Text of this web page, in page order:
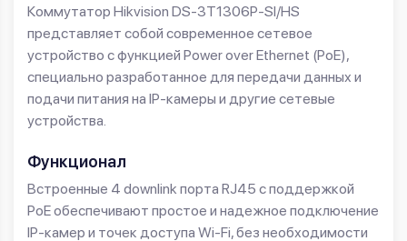
Коммутатор Hikvision DS-3T1306P-SI/HS
представляет собой современное сетевое
устройство с функцией Power over Ethernet (PoE),
специально разработанное для передачи данных и
подачи питания на IP-камеры и другие сетевые
устройства.
Функционал
Встроенные 4 downlink порта RJ45 с поддержкой
PoE обеспечивают простое и надежное подключение
IP-камер и точек доступа Wi-Fi, без необходимости